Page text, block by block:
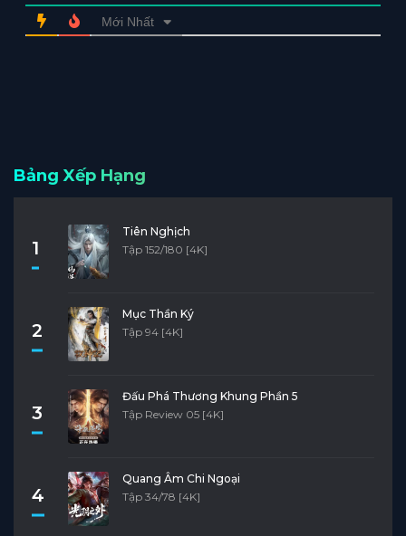
Mới Nhất
Bảng Xếp Hạng
1
Tiên Nghịch
Tập 152/180 [4K]
2
Mục Thần Ký
Tập 94 [4K]
3
Đấu Phá Thương Khung Phần 5
Tập Review 05 [4K]
4
Quang Âm Chi Ngoại
Tập 34/78 [4K]